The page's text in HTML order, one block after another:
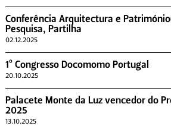
Conferência Arquitectura e
Pesquisa, Partilha
02.12.2025
1º Congresso Docomomo Portugal
20.10.2025
Palacete Monte da Luz vencedor do
2025
13.10.2025